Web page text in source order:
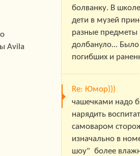
Avila
болванку. В
дети в музей
разные предметы
долбануло... Было
погибших и
Re: Юмор)))
чашечками надо
нарядить
самоваром
изначально в
шоу" более